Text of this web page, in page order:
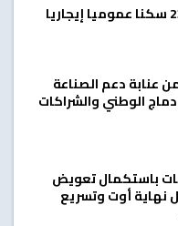
عنابة دعم الصناعة
الوطني والشراكات
باستكمال تعويض
نهاية أوت وتسريع